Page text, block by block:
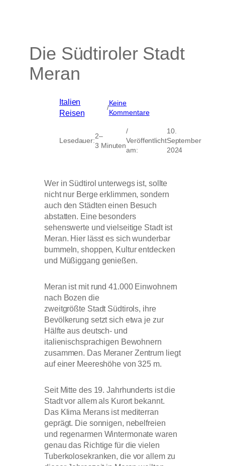
Die Südtiroler Stadt
Meran
Italien
Reisen
/
Keine
Kommentarezu
Südtiroler
Stadt
Meran
Lesedauer:
2–
3 Minuten
/
Veröffentlicht
am:
10.
September
2024
Wer in Südtirol unterwegs ist, sollte
nicht nur Berge erklimmen, sondern
auch den Städten einen Besuch
abstatten. Eine besonders
sehenswerte und vielseitige Stadt ist
Meran. Hier lässt es sich wunderbar
bummeln, shoppen, Kultur entdecken
und Müßiggang genießen.
Meran ist mit rund 41.000 Einwohnern
nach Bozen die
zweitgrößte Stadt Südtirols, ihre
Bevölkerung setzt sich etwa je zur
Hälfte aus deutsch- und
italienischsprachigen Bewohnern
zusammen. Das Meraner Zentrum liegt
auf einer Meereshöhe von 325 m.
Seit Mitte des 19. Jahrhunderts ist die
Stadt vor allem als Kurort bekannt.
Das Klima Merans ist mediterran
geprägt. Die sonnigen, nebelfreien
und regenarmen Wintermonate waren
genau das Richtige für die vielen
Tuberkolosekranken, die vor allem zu